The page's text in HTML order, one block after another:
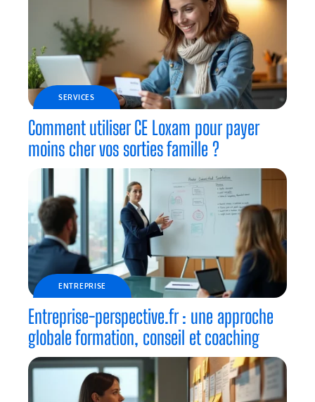
SERVICES
Comment utiliser CE Loxam pour payer
moins cher vos sorties famille ?
ENTREPRISE
Entreprise-perspective.fr : une approche
globale formation, conseil et coaching